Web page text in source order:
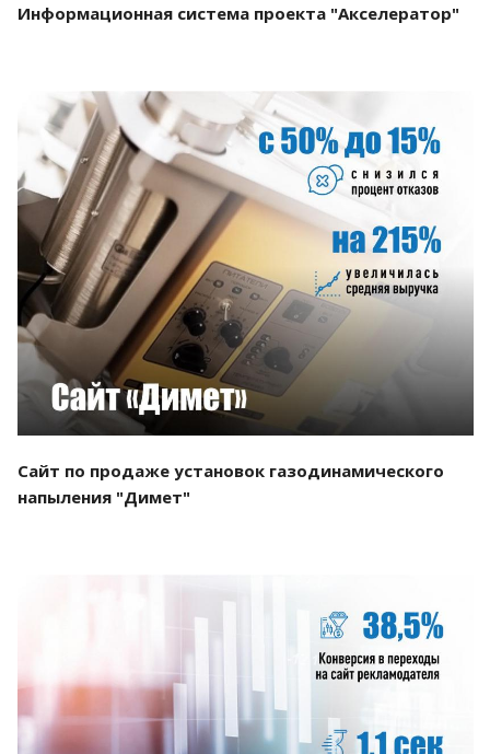
Информационная система проекта "Акселератор"
Смотреть проект
Сайт по продаже установок газодинамического
напыления "Димет"